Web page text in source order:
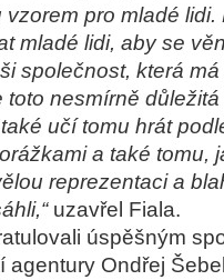
pro mladé
mladé lidi, aby se
společnost, která
nesmírně
učí tomu hrát
a také tomu,
reprezentaci a
uzavřel Fiala.
úspěšným
Ondřej